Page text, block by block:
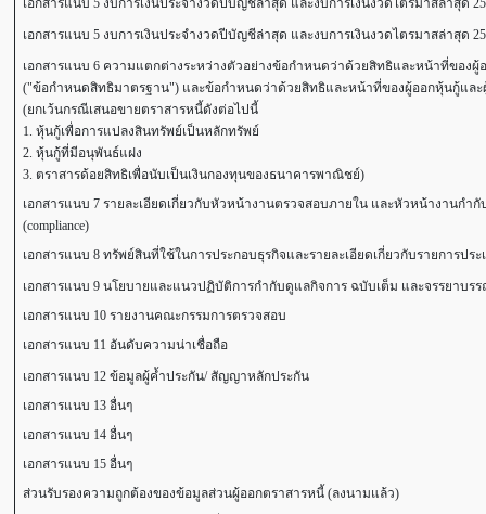
เอกสารแนบ 5 งบการเงินประจำงวดปีบัญชีล่าสุด และงบการเงินงวดไตรมาสล่าสุด
เอกสารแนบ 5 งบการเงินประจำงวดปีบัญชีล่าสุด และงบการเงินงวดไตรมาสล่าสุด
เอกสารแนบ 6 ความแตกต่างระหว่างตัวอย่างข้อกำหนดว่าด้วยสิทธิและหน้าที่ของ
("ข้อกำหนดสิทธิมาตรฐาน") และข้อกำหนดว่าด้วยสิทธิและหน้าที่ของผู้ออกหุ้นกู้และ
(ยกเว้นกรณีเสนอขายตราสารหนี้ดังต่อไปนี้
1. หุ้นกู้เพื่อการแปลงสินทรัพย์เป็นหลักทรัพย์
2. หุ้นกู้ที่มีอนุพันธ์แฝง
3. ตราสารด้อยสิทธิเพื่อนับเป็นเงินกองทุนของธนาคารพาณิชย์)
เอกสารแนบ 7 รายละเอียดเกี่ยวกับหัวหน้างานตรวจสอบภายใน และหัวหน้างานก
(compliance)
เอกสารแนบ 8 ทรัพย์สินที่ใช้ในการประกอบธุรกิจและรายละเอียดเกี่ยวกับรายการปร
เอกสารแนบ 9 นโยบายและแนวปฏิบัติการกำกับดูแลกิจการ ฉบับเต็ม และจรรยาบ
เอกสารแนบ 10 รายงานคณะกรรมการตรวจสอบ
เอกสารแนบ 11 อันดับความน่าเชื่อถือ
เอกสารแนบ 12 ข้อมูลผู้ค้ำประกัน/ สัญญาหลักประกัน
เอกสารแนบ 13 อื่นๆ
เอกสารแนบ 14 อื่นๆ
เอกสารแนบ 15 อื่นๆ
ส่วนรับรองความถูกต้องของข้อมูลส่วนผู้ออกตราสารหนี้ (ลงนามแล้ว)